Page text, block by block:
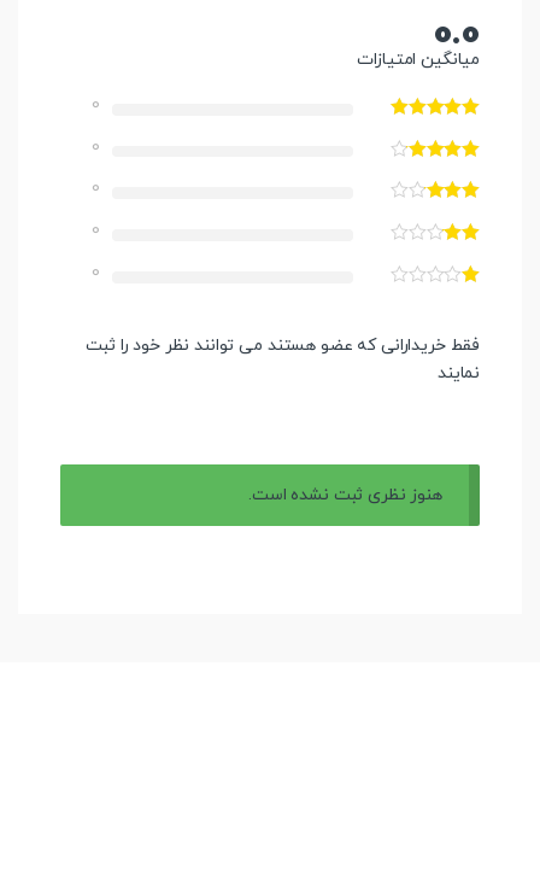
0.0
میانگین امتیازات
0
0
0
0
0
فقط خریدارانی که عضو هستند می توانند نظر خود را ثبت
نمایند
هنوز نظری ثبت نشده است.